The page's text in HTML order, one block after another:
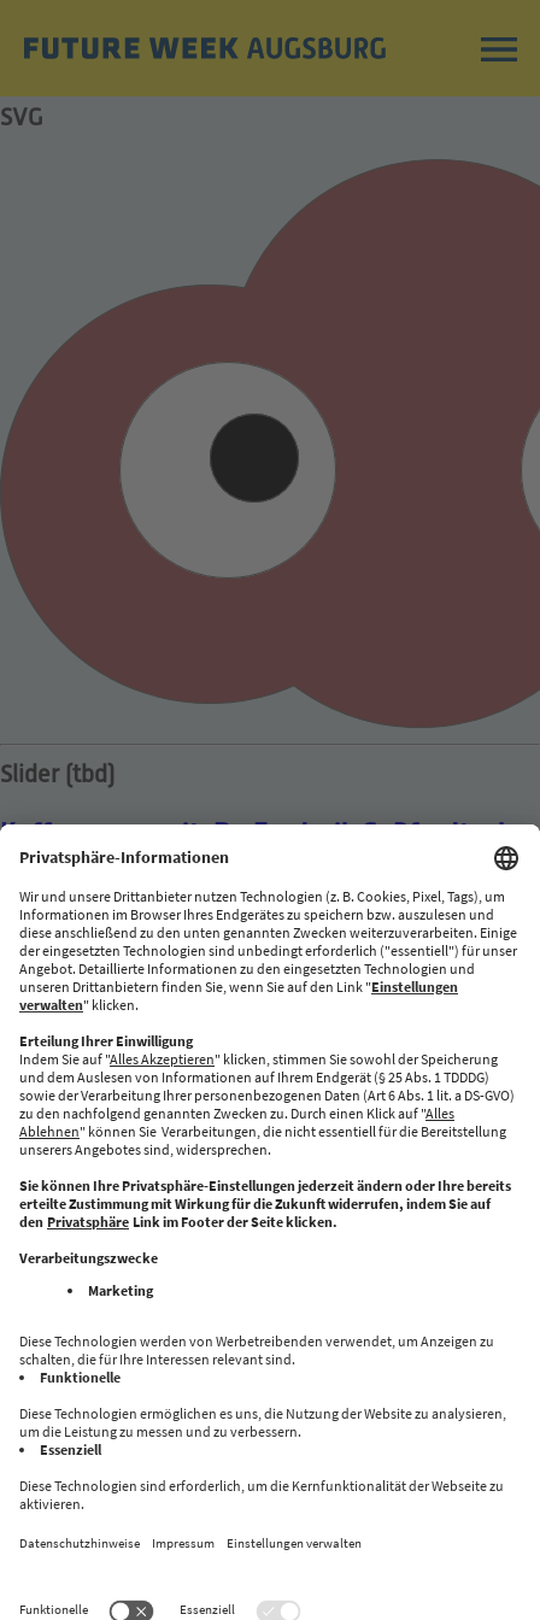
Feature Demo
SVG
Slider (tbd)
Kaffeepause mit: Dr. Frederik G. Pferdt, eh.
Chief Innovation Evangelist bei Google
12. Januar 2023
Byadmin
Dr. Frederik G. Pferdt war der allererste Chief Innovation
Evangelist bei Google. Er war unter anderem Mitbegründer von
Googles „The Garage“ sowie Schöpfer des ersten
Innovationslabors. Im Interview mit „Rocketeer“ erzählt er, was
ihn inspiriert, was (seiner Meinung nach) die wichtigste
Voraussetzung für Innovation ist und wie jede(r) Einzelne dazu
beiträgt, eine nachhaltige, lebenswerte und …Continued
Kaffeepause mit: Louisa Dellert,
Unternehmerin & Social Media Expertin
12. Januar 2023
Byadmin
Influencerin und begleitet Unternehmen und NGOs dabei,
sie gehört zu den „100 Frauen des Jahres 2022“ vom FOCUS
Magazin. Im Gespräch mit „Rocketeer“ spricht sie über
Menschen, die sie inspirieren und wie wichtig Austausch auf
Augenhöhe für nachhaltige Kommunikation …